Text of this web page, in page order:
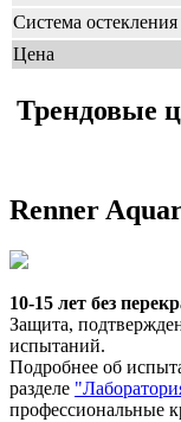
Система остекления
Цена
Трендовые
Renner
10-15 лет без
Защита,
испытаний.
Подробнее об
разделе
профессиональные